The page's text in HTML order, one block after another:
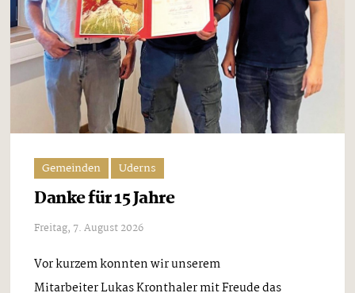
Gemeinden Uderns
Danke für 15 Jahre
Freitag, 7. August 2026
Vor kurzem konnten wir unserem
Mitarbeiter Lukas Kronthaler mit Freude das